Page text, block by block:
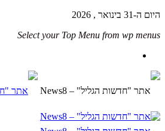
היום ה-31 בינואר , 2026
Select your Top Menu from wp menus